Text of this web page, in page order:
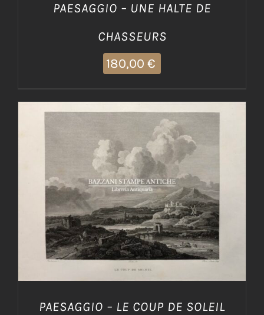
PAESAGGIO – UNE HALTE DE
CHASSEURS
180,00 €
AGGIUNGI AL CARRELLO / DETTAGLI
PAESAGGIO – LE COUP DE SOLEIL